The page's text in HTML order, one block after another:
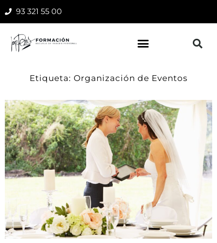
93 321 55 00
Etiqueta: Organización de Eventos